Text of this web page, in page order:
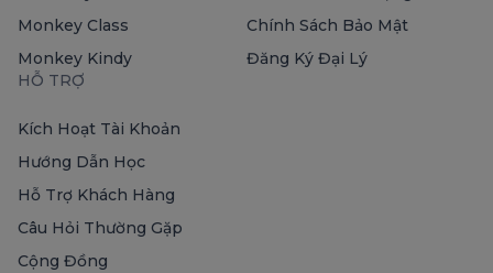
Monkey Class
Monkey Kindy
Chính Sách Bảo Mật
Đăng Ký Đại Lý
HỖ TRỢ
Kích Hoạt Tài Khoản
Hướng Dẫn Học
Hỗ Trợ Khách Hàng
Câu Hỏi Thường Gặp
Cộng Đồng